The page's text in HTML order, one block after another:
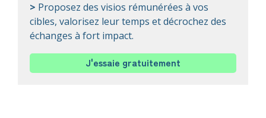
> Proposez des visios rémunérées à vos
cibles, valorisez leur temps et décrochez des
échanges à fort impact.
J'essaie gratuitement